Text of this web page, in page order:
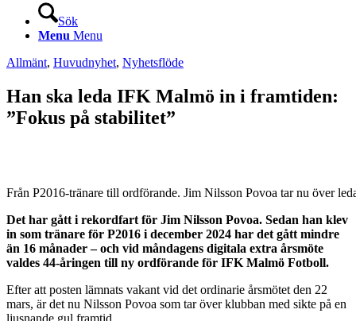
Sök
Menu Menu
Allmänt, Huvudnyhet, Nyhetsflöde
Han ska leda IFK Malmö in i framtiden:
”Fokus på stabilitet”
Från P2016-tränare till ordförande. Jim Nilsson Povoa tar nu över
Det har gått i rekordfart för Jim Nilsson Povoa. Sedan han klev
in som tränare för P2016 i december 2024 har det gått mindre
än 16 månader – och vid måndagens digitala extra årsmöte
valdes 44-åringen till ny ordförande för IFK Malmö Fotboll.
Efter att posten lämnats vakant vid det ordinarie årsmötet den 22
mars, är det nu Nilsson Povoa som tar över klubban med sikte på en
ljusnande gul framtid.